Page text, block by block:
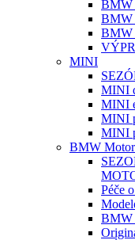
BMW
BMW
BMW
MINI
MINI
MINI
MINI
MINI
BMW
Péče
BMW